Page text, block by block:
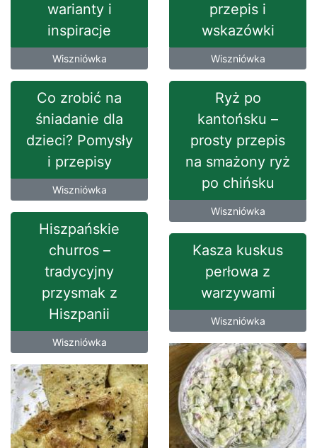
warianty i
inspiracje
Wiszniówka
przepis i
wskazówki
Wiszniówka
Co zrobić na
śniadanie dla
dzieci? Pomysły
i przepisy
Wiszniówka
Ryż po
kantońsku –
prosty przepis
na smażony ryż
po chińsku
Wiszniówka
Hiszpańskie
churros –
tradycyjny
przysmak z
Hiszpanii
Wiszniówka
Kasza kuskus
perłowa z
warzywami
Wiszniówka